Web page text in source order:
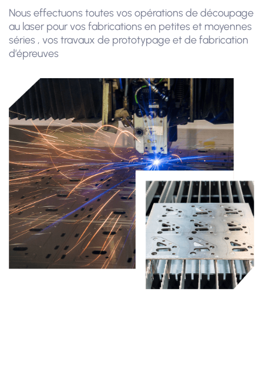
Nous effectuons toutes vos opérations de découpage
au laser pour vos fabrications en petites et moyennes
séries , vos travaux de prototypage et de fabrication
d’épreuves